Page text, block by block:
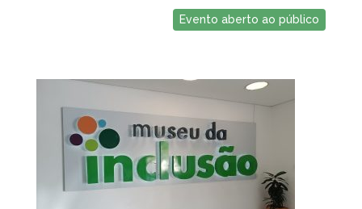
Evento aberto ao público